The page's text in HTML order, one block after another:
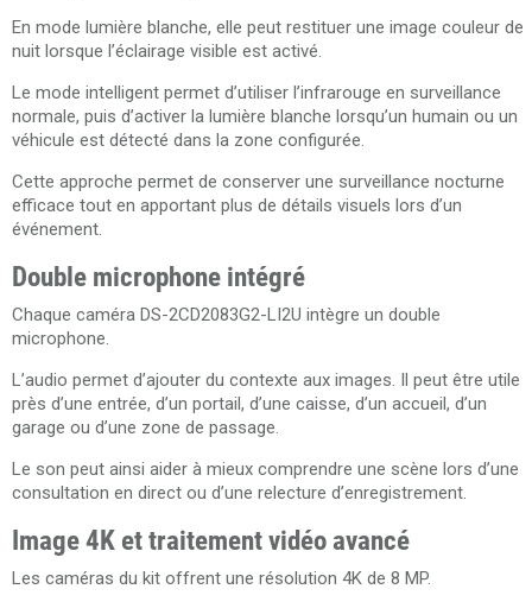
En mode lumière blanche, elle peut restituer une image couleur de
nuit lorsque l’éclairage visible est activé.
Le mode intelligent permet d’utiliser l’infrarouge en surveillance
normale, puis d’activer la lumière blanche lorsqu’un humain ou un
véhicule est détecté dans la zone configurée.
Cette approche permet de conserver une surveillance nocturne
efficace tout en apportant plus de détails visuels lors d’un
événement.
Double microphone intégré
Chaque caméra DS-2CD2083G2-LI2U intègre un double
microphone.
L’audio permet d’ajouter du contexte aux images. Il peut être utile
près d’une entrée, d’un portail, d’une caisse, d’un accueil, d’un
garage ou d’une zone de passage.
Le son peut ainsi aider à mieux comprendre une scène lors d’une
consultation en direct ou d’une relecture d’enregistrement.
Image 4K et traitement vidéo avancé
Les caméras du kit offrent une résolution 4K de 8 MP.